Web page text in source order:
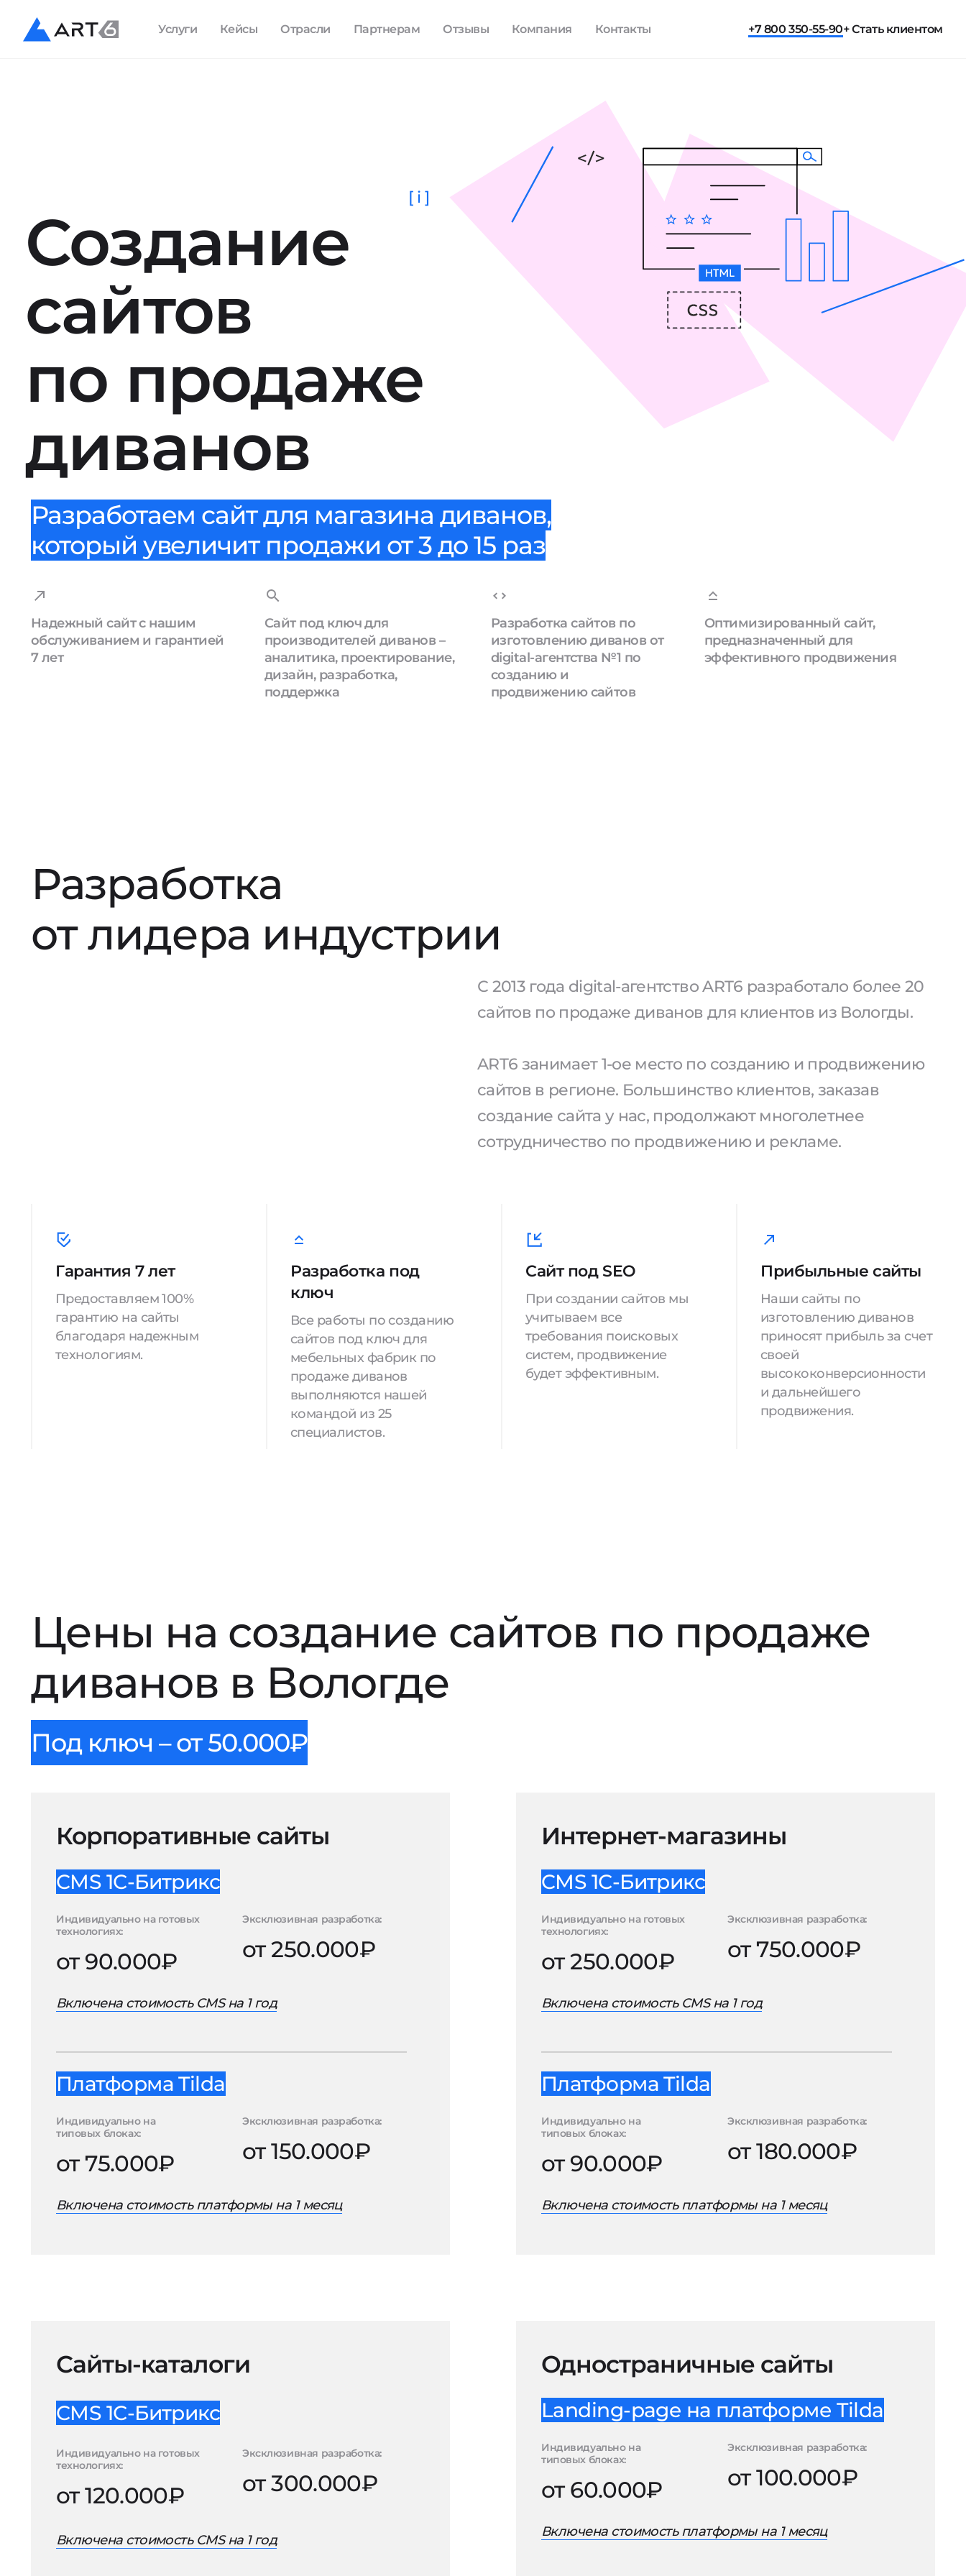
Услуги Кейсы Отрасли Партнерам Отзывы Компания Контакты +7 800 350-55-90+ Стать клиентом
Создание
сайтов
по продаже
диванов
[ i ]
Разработаем сайт для магазина диванов,
который увеличит продажи от 3 до 15 раз
Надежный сайт с нашим
обслуживанием и гарантией
7 лет
Сайт под ключ для
производителей диванов –
аналитика, проектирование,
дизайн, разработка,
поддержка
Разработка сайтов по
изготовлению диванов от
digital-агентства №1 по
созданию и
продвижению сайтов
Оптимизированный сайт,
предназначенный для
эффективного продвижения
Разработка
от лидера индустрии
С 2013 года digital-агентство ART6 разработало более 20
сайтов по продаже диванов для клиентов из Вологды.
ART6 занимает 1-ое место по созданию и продвижению
сайтов в регионе. Большинство клиентов, заказав
создание сайта у нас, продолжают многолетнее
сотрудничество по продвижению и рекламе.
Гарантия 7 лет
Предоставляем 100%
гарантию на сайты
благодаря надежным
технологиям.
Разработка под
ключ
Все работы по созданию
сайтов под ключ для
мебельных фабрик по
продаже диванов
выполняются нашей
командой из 25
специалистов.
Сайт под SEO
При создании сайтов мы
учитываем все
требования поисковых
систем, продвижение
будет эффективным.
Прибыльные сайты
Наши сайты по
изготовлению диванов
приносят прибыль за счет
своей
высококонверсионности
и дальнейшего
продвижения.
Цены на создание сайтов по продаже
диванов в Вологде
Под ключ – от 50.000₽
Корпоративные сайты
CMS 1С-Битрикс
Индивидуально на готовых
технологиях:
от 90.000₽
Эксклюзивная разработка:
от 250.000₽
Включена стоимость CMS на 1 год
Платформа Tilda
Индивидуально на
типовых блоках:
от 75.000₽
Эксклюзивная разработка:
от 150.000₽
Включена стоимость платформы на 1 месяц
Интернет-магазины
CMS 1С-Битрикс
Индивидуально на готовых
технологиях:
от 250.000₽
Эксклюзивная разработка:
от 750.000₽
Включена стоимость CMS на 1 год
Платформа Tilda
Индивидуально на
типовых блоках:
от 90.000₽
Эксклюзивная разработка:
от 180.000₽
Включена стоимость платформы на 1 месяц
Сайты-каталоги
CMS 1С-Битрикс
Индивидуально на готовых
технологиях:
от 120.000₽
Эксклюзивная разработка:
от 300.000₽
Включена стоимость CMS на 1 год
Одностраничные сайты
Landing-page на платформе Tilda
Индивидуально на
типовых блоках:
от 60.000₽
Эксклюзивная разработка:
от 100.000₽
Включена стоимость платформы на 1 месяц